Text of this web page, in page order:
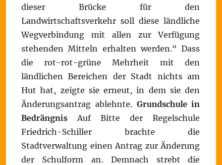
dieser Brücke für den
Landwirtschaftsverkehr soll diese ländliche
Wegverbindung mit allen zur Verfügung
stehenden Mitteln erhalten werden.“ Dass
die rot-rot-grüne Mehrheit mit den
ländlichen Bereichen der Stadt nichts am
Hut hat, zeigte sie erneut, in dem sie den
Änderungsantrag ablehnte. Grundschule in
Bedrängnis Auf Bitte der Regelschule
Friedrich-Schiller brachte die
Stadtverwaltung einen Antrag zur Änderung
der Schulform an. Demnach strebt die